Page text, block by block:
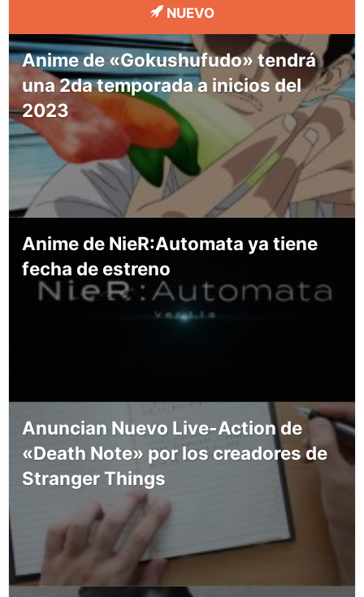
NUEVO
Anime de «Gokushufudo» tendrá
una 2da temporada a inicios del
2023
Anime de NieR:Automata ya tiene
fecha de estreno
Anuncian Nuevo Live-Action de
«Death Note» por los creadores de
Stranger Things